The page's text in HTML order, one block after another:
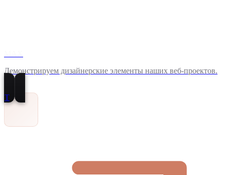
Демонстрируем дизайнерские элементы наших веб-проектов.
T